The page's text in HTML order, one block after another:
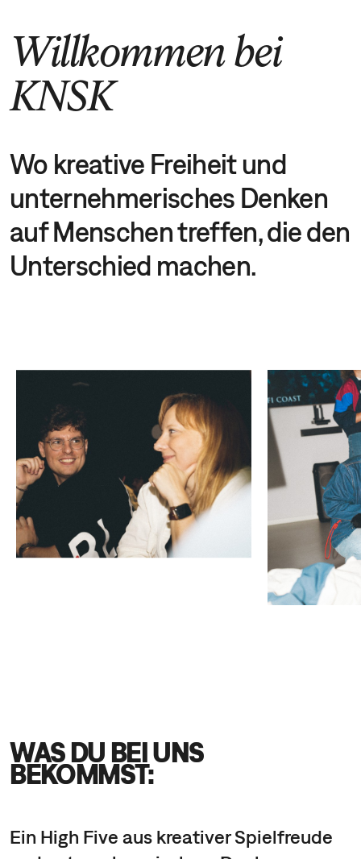
Willkommen bei
KNSK
Wo kreative Freiheit und
unternehmerisches Denken
auf Menschen treffen, die den
Unterschied machen.
WAS DU BEI UNS
BEKOMMST:
Ein High Five aus kreativer Spielfreude